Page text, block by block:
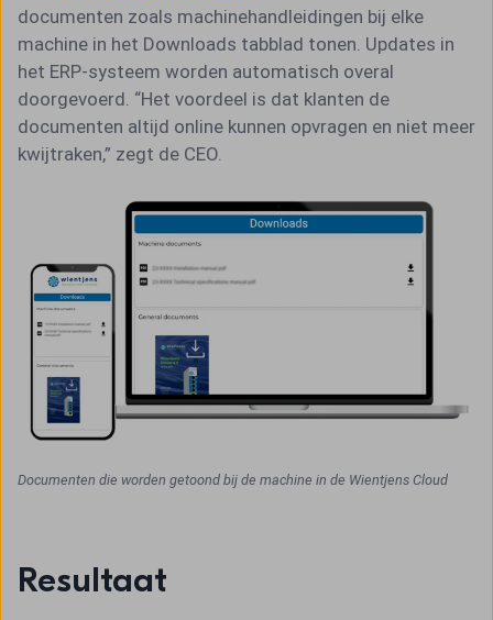
documenten zoals machinehandleidingen bij elke
machine in het Downloads tabblad tonen. Updates in
het ERP-systeem worden automatisch overal
doorgevoerd. “Het voordeel is dat klanten de
documenten altijd online kunnen opvragen en niet meer
kwijtraken,” zegt de CEO.
Documenten die worden getoond bij de machine in de Wientjens Cloud
Resultaat